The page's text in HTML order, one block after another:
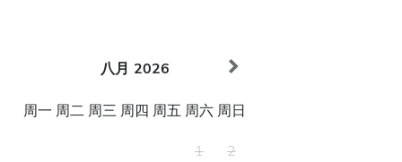
八月 2026
周一 周二周三 周四 周五周六周日
1
2